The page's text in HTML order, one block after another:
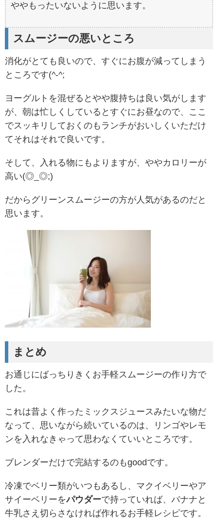
ややもったいないように思います。
スムージーの悪いところ
消化がとても良いので、すぐにお腹が減ってしまう
ところです(^-^;
ヨーグルトを混ぜるとやや腹持ちは良い気がします
が、朝は忙しくしているとすぐにお昼なので、ここ
でスッキリしておくのもランチがおいしくいただけ
てそれはそれで良いです。
そして、入れる物にもよりますが、ややカロリーが
高い(◎_◎;)
だからグリーンスムージーの方が人気があるのだと
思います。
まとめ
お通じにばっちりきくお手軽スムージーの作り方で
した。
これは昔よく作ったミックスジュースみたいな物だ
なって、思いながら続いているのは、リンゴやレモ
ンを入れなきゃって思わなくていいところです。
ブレンダーだけで完結するのもgoodです。
冷凍でベリー類がいつもあるし、マクイベリーやア
サイーベリーをパウダーで持っていれば、バナナと
牛乳さえ切らさなければ作れるお手軽レシピです。